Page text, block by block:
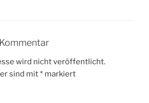
wird nicht veröffentlicht.
sind mit* markiert